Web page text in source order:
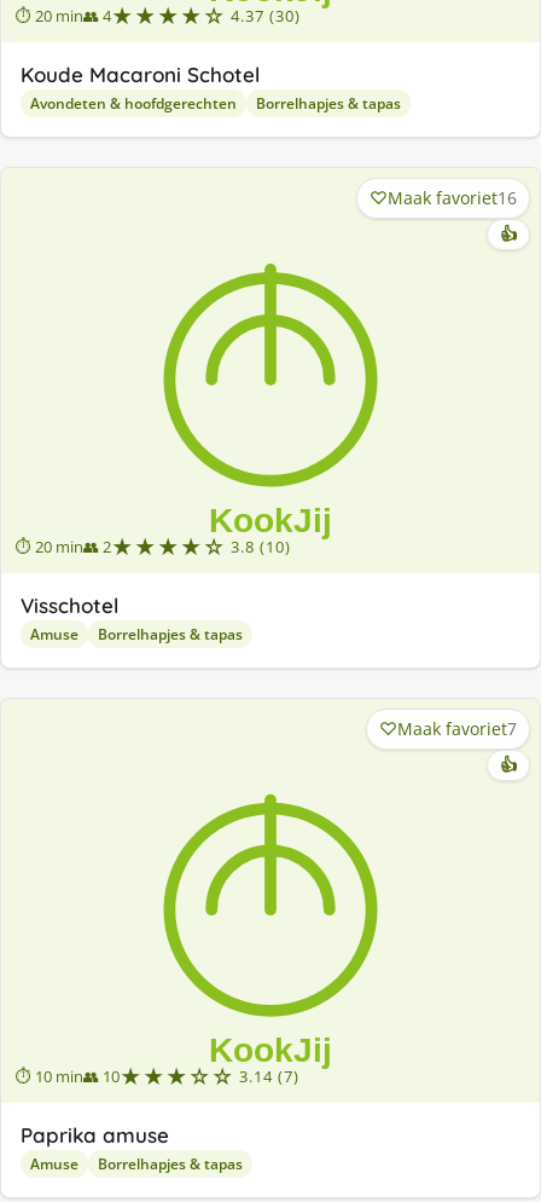
⏱ 20 min👥 4★★★★☆ 4.37 (30)
Koude Macaroni Schotel
Avondeten & hoofdgerechten Borrelhapjes & tapas
⏱ 20 min👥 2★★★★☆ 3.8 (10)
Maak favoriet16
👍
Visschotel
Amuse Borrelhapjes & tapas
⏱ 10 min👥 10★★★☆☆ 3.14 (7)
Maak favoriet7
👍
Paprika amuse
Amuse Borrelhapjes & tapas